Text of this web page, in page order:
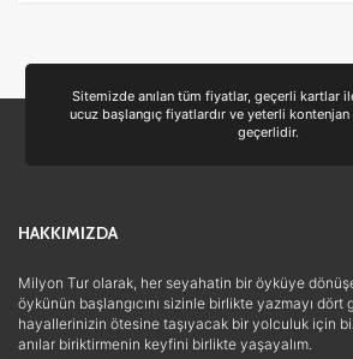
Kayak ve Kış Sporları(5)
Ek Hizmetler
Eğitim(1)
Sitemizde anılan tüm fiyatlar, geçerli kartlar
ucuz başlangıç fiyatlardır ve yeterli
geçerlidir.
HAKKIMIZDA
Milyon Tur olarak, her seyahatin bir öyküye
öykünün başlangıcını sizinle birlikte yazmayı dört
hayallerinizin ötesine taşıyacak bir yolculuk için
anılar biriktirmenin keyfini birlikte yaşayalım.